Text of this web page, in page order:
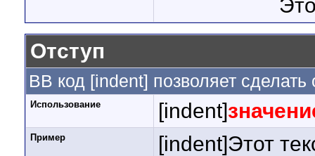
Отступ
BB код [indent] позволяет сделать
Использование [indent]
Пример [indent]Этот